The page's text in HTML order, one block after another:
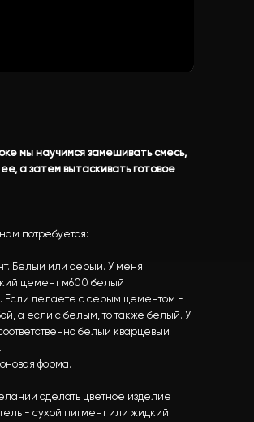
потребуется:
Белый или серый. У меня
цемент м600 белый
Если делаете с серым цементом -
а если с белым, то также белый. У
белый кварцевый
форма.
сделать цветное изделие
- сухой пигмент или жидкий
мы научимся замешивать смесь,
а затем вытаскивать готовое